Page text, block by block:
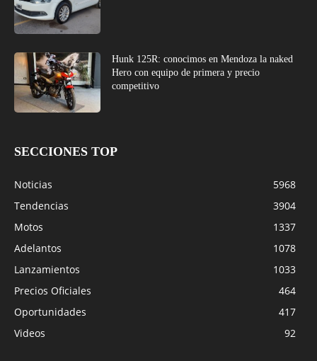
Hunk 125R: conocimos en Mendoza la naked
Hero con equipo de primera y precio
competitivo
SECCIONES TOP
Noticias
5968
Tendencias
3904
Motos
1337
Adelantos
1078
Lanzamientos
1033
Precios Oficiales
464
Oportunidades
417
Videos
92